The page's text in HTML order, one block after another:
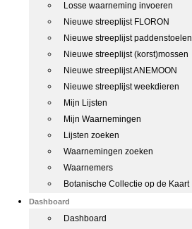
Losse waarneming invoeren
Nieuwe streeplijst FLORON
Nieuwe streeplijst paddenstoelen
Nieuwe streeplijst (korst)mossen
Nieuwe streeplijst ANEMOON
Nieuwe streeplijst weekdieren
Mijn Lijsten
Mijn Waarnemingen
Lijsten zoeken
Waarnemingen zoeken
Waarnemers
Botanische Collectie op de Kaart
Dashboard
Dashboard